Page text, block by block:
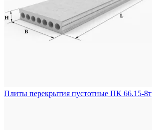
Плиты перекрытия пустотные ПК 66.15-8т